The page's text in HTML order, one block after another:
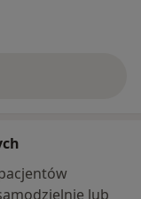
lub